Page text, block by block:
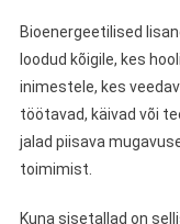
Bioenergeetilised
loodud kõigile, kes
inimestele, kes
töötavad, käivad või
jalad piisava
toimimist.
Kuna sisetallad on